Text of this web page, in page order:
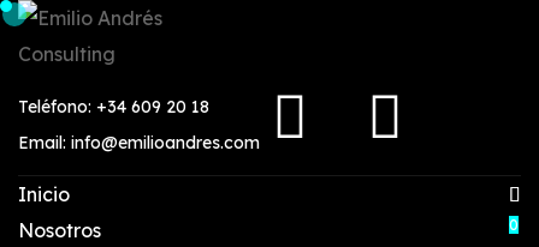
Teléfono: +34 609 20 18
Email: info@emilioandres.com
Inicio
Nosotros
0